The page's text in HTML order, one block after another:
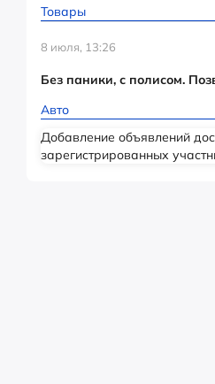
Товары
8 июля, 13:26
Без паники, с полисом.
Авто
Добавление объявлений
зарегистрированных